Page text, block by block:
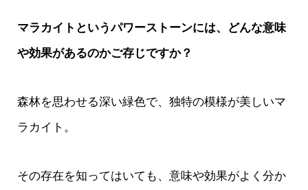
マラカイトというパワーストーンには、どんな意味
や効果があるのかご存じですか？
森林を思わせる深い緑色で、独特の模様が美しいマ
ラカイト。
その存在を知ってはいても、意味や効果がよく分か